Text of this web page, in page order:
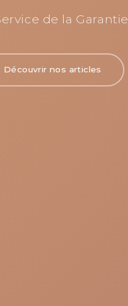
de la Garantie
Découvrir nos articles